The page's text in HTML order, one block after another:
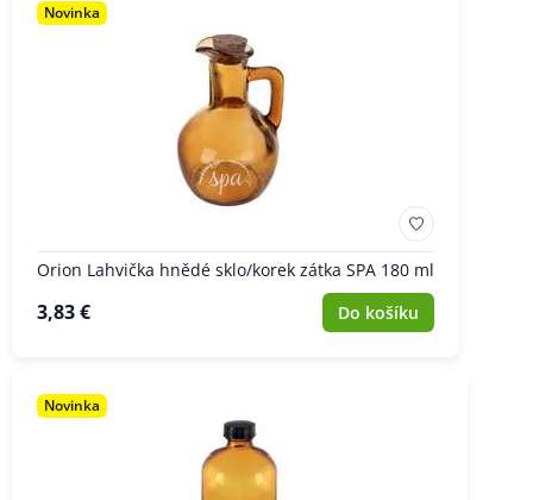
Novinka
Orion Lahvička hnědé sklo/korek zátka SPA 180 ml
3,83 € Do košíku
Novinka